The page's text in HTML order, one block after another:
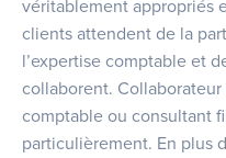
véritablement appropriés
clients attendent de la
l’expertise comptable et
collaborent.
comptable ou consultant
particulièrement. En plus